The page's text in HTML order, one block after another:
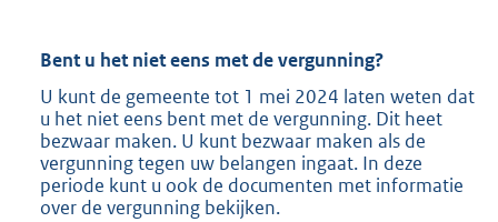
Bent u het niet eens met de vergunning?
U kunt de gemeente tot 1 mei 2024 laten weten dat
u het niet eens bent met de vergunning. Dit heet
bezwaar maken. U kunt bezwaar maken als de
vergunning tegen uw belangen ingaat. In deze
periode kunt u ook de documenten met informatie
over de vergunning bekijken.